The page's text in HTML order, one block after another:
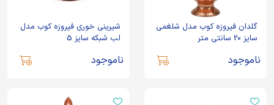
گلدان فیروزه کوب مدل شلغمی
سایز 20 سانتی متر
ناموجود
شیرینی خوری فیروزه کوب مدل
لب شبکه سایز 5
ناموجود